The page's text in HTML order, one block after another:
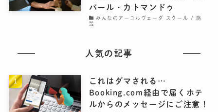
パール・カトマンドゥ
みんなのアーユルヴェーダ スクール / 施
設
人気の記事
これはダマされる…
Booking.com経由で届くホテ
ルからのメッセージにご注意！